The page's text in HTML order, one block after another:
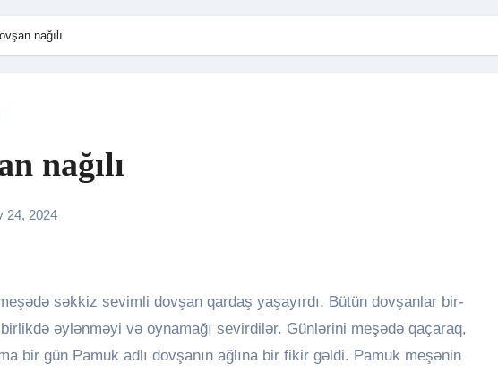
nağılı
nağılı
24, 2024
əylənməyi və oynamağı sevirdilər. Günlərini meşədə qaçaraq,
bir gün Pamuk adlı dovşanın ağlına bir fikir gəldi. Pamuk meşənin